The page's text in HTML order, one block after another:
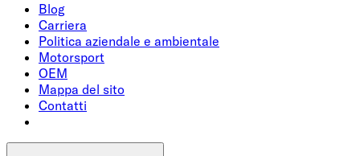
Blog
Carriera
Politica aziendale e ambientale
Motorsport
OEM
Mappa del sito
Contatti